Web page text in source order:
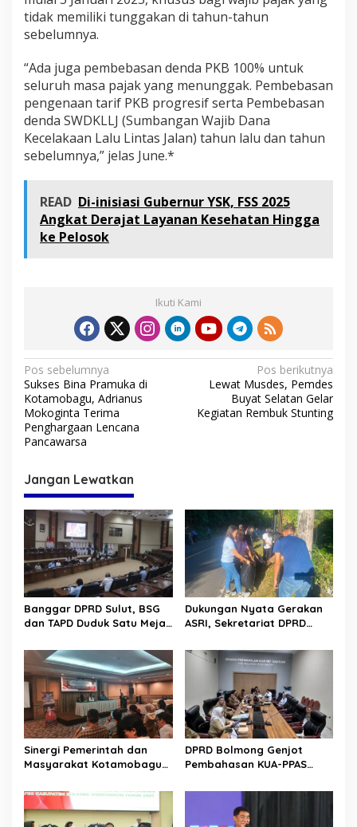
tidak memiliki tunggakan di tahun-tahun
sebelumnya.
“Ada juga pembebasan denda PKB 100% untuk
seluruh masa pajak yang menunggak. Pembebasan
pengenaan tarif PKB progresif serta Pembebasan
denda SWDKLLJ (Sumbangan Wajib Dana
Kecelakaan Lalu Lintas Jalan) tahun lalu dan tahun
sebelumnya,” jelas June.*
READ Di-inisiasi Gubernur YSK, FSS 2025
Angkat Derajat Layanan Kesehatan Hingga
ke Pelosok
Ikuti Kami
N
a
v
i
a
s
i
p
o
s
Pos sebelumnya
Sukses Bina Pramuka di
Kotamobagu, Adrianus
Mokoginta Terima
Penghargaan Lencana
Pancawarsa
Pos berikutnya
Lewat Musdes, Pemdes
Buyat Selatan Gelar
Kegiatan Rembuk Stunting
Jangan Lewatkan
Banggar DPRD Sulut, BSG
dan TAPD Duduk Satu Meja.
Rp30 Milyar ke BSG
Dukungan Nyata Gerakan
ASRI, Sekretariat DPRD
Jalan Manado – Tomohon
Sinergi Pemerintah dan
Masyarakat Kotamobagu
Golda Pinontoan
DPRD Bolmong Genjot
Pembahasan KUA-PPAS